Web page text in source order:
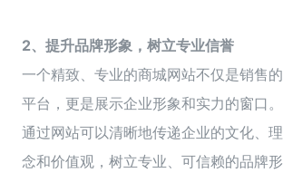
2、提升品牌形象，树立专业信誉
一个精致、专业的商城网站不仅是销售的
平台，更是展示企业形象和实力的窗口。
通过网站可以清晰地传递企业的文化、理
念和价值观，树立专业、可信赖的品牌形